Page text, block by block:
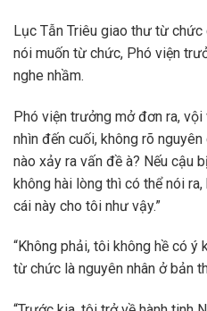
Lục Tẫn Triêu giao thư từ
nói muốn từ chức, Phó viện
nghe nhầm.
Phó viện trưởng mở đơn ra,
nhìn đến cuối, không rõ
nào xảy ra vấn đề à? Nếu cậu
không hài lòng thì có thể nói
cái này cho tôi như vậy.”
“Không phải, tôi không hề có ý
từ chức là nguyên nhân ở bản